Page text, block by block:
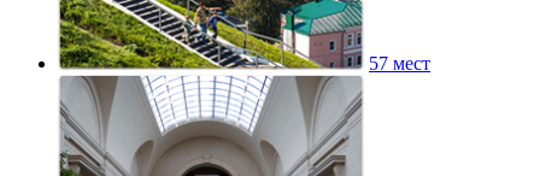
57 мест